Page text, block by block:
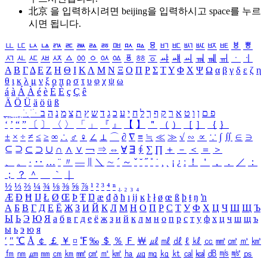
北京 을 입력하시려면 beijing을 입력하시고 space를 누르
시면 됩니다.
ㅥ ㅦ ㅧ ㅨ ㅩ ㅪ ㅫ ㅬ ㅭ ㅮ ㅯ ㅰ ㅱ ㅲ ㅳ ㅴ ㅵ ㅶ ㅷ ㅸ
ㅹ
ㅺ ㅻ ㅼ ㅽ ㅾ ㅿ ㆀ ㆁ ㆂ ㆃ ㆄ ㆅ ㆆ ㆇ ㆈ ㆉ ㆊ ㆋ ㆌ ㆍ
ㆎ
Α Β ΓΔ Ε Ζ Η Θ Ι ΚΛ Μ Ν Ξ Ο Π Ρ Σ ΤΥ Φ Χ Ψ Ω α β γ δ ε ζ η
θ ι κ λ μ ν ξ ο π ρ σ τ υ φ χ ψ ω
á à Á À é è É È ç Ç ê
Ä Ö Ü ä ö ü ß
ִֶֹ ֻּ ׁׂ פ ם ן ו ט א ר ק ף ך ל ח י ע כ ג ד ש ץ ת צ מ נ ה ב
‘ ’ “ ” 〔 〕 〈 〉 「 」 『 』 【 】 ＂ （ ） ［ ］ ｛ ｝
± × ÷ ≠ ≤ ≥ ∞ ∴ ♂ ♀ ∠ ⊥ ⌒ ∂ ∇ ≡ ≒ ≪ ≫ √ ∽ ∝ ∵ ∫ ∬ ∈ ∋
⊆ ⊇ ⊂ ⊃ ∪ ∩ ∧ ∨ ￢ ⇒ ⇔ ∀ ∃ ∮ ∑ ∏ ＋ － ＜ ＝
＞
、
。 · ‥ … ¨ 〃 ― ＼ ∼ ´ ～ ˇ ˘ ˝ ˚ ˙ ¸ ¡ ¿ ː ！ ＇ ， ． ／
：
；
？ ＾ ｀
½ ⅓ ⅔ ¼ ¾ ⅛ ⅜ ⅝ ⅞ ¹ ² ³ ⁴ ⁿ ₁ ₂ ₃ ₄
Æ Ð Ħ Ĳ Ł Ø Œ Þ Ŧ Ŋ æ đ ð ħ ı ĳ ĸ ŀ ł ø œ ß þ ŧ ŋ ŉ
А Б В Г Д Е Ё Ж З И Й К Л М Н О П Р С Т У Ф Х Ц Ч Ш Щ Ъ
Ы Ь Э Ю Я а б в г д е ё ж з и й к л м н о п р с т у ф х ц ч ш щ ъ
ы ь э ю я
′ ″ ℃ Å ￠ ￡ ￥ ¤ ℉ ‰ ＄ ％ Ｆ ￦ ㎕ ㎖ ㎗ ℓ ㎘ ㏄ ㎣ ㎤ ㎥ ㎦
㎙ ㎚ ㎛ ㎜ ㎝ ㎞ ㎟ ㎠ ㎡ ㎢ ㏊ ㎍ ㎎ ㎏ ㏏ ㎈ ㎉ ㏈ ㎧ ㎨ ㎰